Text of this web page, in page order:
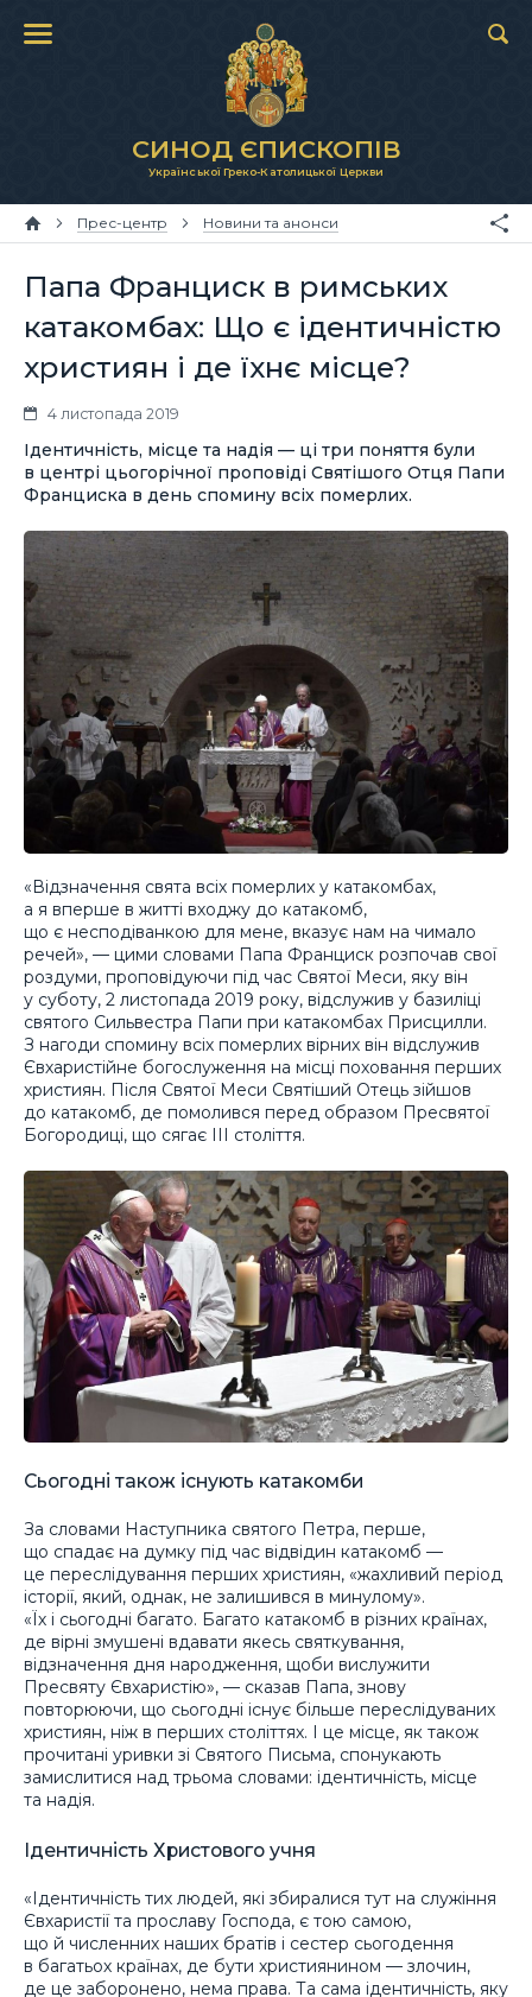
СИНОД ЄПИСКОПІВ
Української Греко-Католицької Церкви
Прес-центр Новини та анонси
Папа Франциск в римських
катакомбах: Що є ідентичністю
християн і де їхнє місце?
4 листопада 2019
Ідентичність, місце та надія — ці три поняття були
в центрі цьогорічної проповіді Святішого Отця Папи
Франциска в день спомину всіх померлих.
«Відзначення свята всіх померлих у катакомбах,
а я вперше в житті входжу до катакомб,
що є несподіванкою для мене, вказує нам на чимало
речей», — цими словами Папа Франциск розпочав свої
роздуми, проповідуючи під час Святої Меси, яку він
у суботу, 2 листопада 2019 року, відслужив у базиліці
святого Сильвестра Папи при катакомбах Присцилли.
З нагоди спомину всіх померлих вірних він відслужив
Євхаристійне богослуження на місці поховання перших
християн. Після Святої Меси Святіший Отець зійшов
до катакомб, де помолився перед образом Пресвятої
Богородиці, що сягає ІІІ століття.
Сьогодні також існують катакомби
За словами Наступника святого Петра, перше,
що спадає на думку під час відвідин катакомб —
це переслідування перших християн, «жахливий період
історії, який, однак, не залишився в минулому».
«Їх і сьогодні багато. Багато катакомб в різних країнах,
де вірні змушені вдавати якесь святкування,
відзначення дня народження, щоби вислужити
Пресвяту Євхаристію», — сказав Папа, знову
повторюючи, що сьогодні існує більше переслідуваних
християн, ніж в перших століттях. І це місце, як також
прочитані уривки зі Святого Письма, спонукають
замислитися над трьома словами: ідентичність, місце
та надія.
Ідентичність Христового учня
«Ідентичність тих людей, які збиралися тут на служіння
Євхаристії та прославу Господа, є тою самою,
що й численних наших братів і сестер сьогодення
в багатьох країнах, де бути християнином — злочин,
де це заборонено, нема права. Та сама ідентичність, яку